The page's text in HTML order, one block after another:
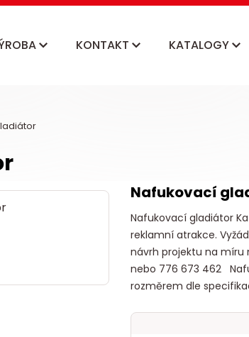
KONTAKT KATALOGY
Nafukovací
Nafukovací gladiátor
reklamní atrakce.
návrh projektu na míru
nebo 776 673 462
rozměrem dle